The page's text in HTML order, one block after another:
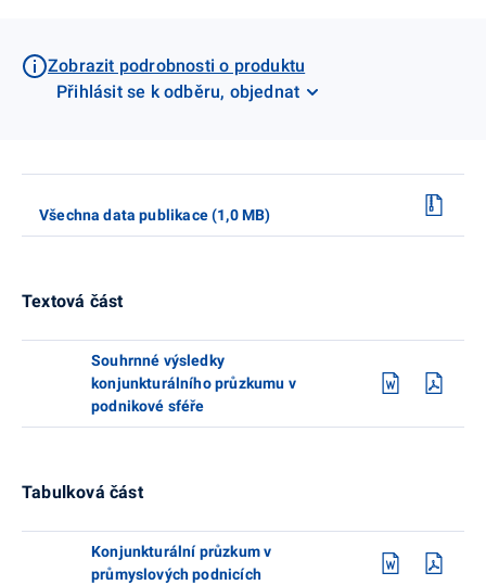
Zobrazit podrobnosti o produktu
Přihlásit se k odběru, objednat
Všechna data publikace (1,0 MB)
Textová část
Souhrnné výsledky
konjunkturálního průzkumu v
podnikové sféře
Tabulková část
Konjunkturální průzkum v
průmyslových podnicích